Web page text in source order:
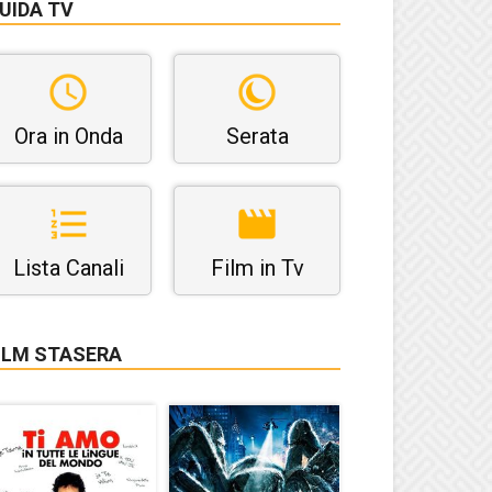
TV
Ora in Onda Serata
Lista Canali Film in Tv
STASERA